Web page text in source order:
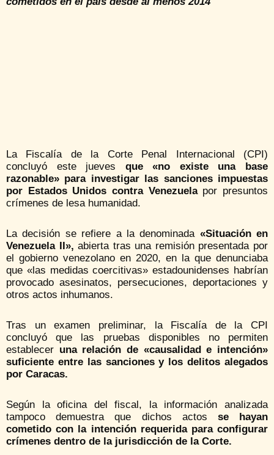
La Fiscalía de la Corte Penal Internacional (CPI)
concluyó este jueves que «no existe una base
razonable» para investigar las sanciones impuestas
por Estados Unidos contra Venezuelapor presuntos
crímenes de lesa humanidad.
La decisión se refiere a la denominada «Situación en
Venezuela II», abierta tras una remisión presentada por
el gobierno venezolano en 2020, en la que denunciaba
que «las medidas coercitivas» estadounidenses habrían
provocado asesinatos, persecuciones, deportaciones y
otros actos inhumanos.
Tras un examen preliminar, la Fiscalía de la CPI
concluyó que las pruebas disponibles no permiten
establecer una relación de «causalidad e intención»
suficiente entre las sanciones y los delitos alegados
por Caracas.
Según la oficina del fiscal, la información analizada
tampoco demuestra que dichos actos se hayan
cometido con la intención requerida para configurar
crímenes dentro de la jurisdicción de la Corte.